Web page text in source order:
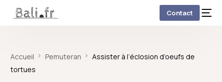
Contact
Accueil Pemuteran
Assister à l’éclosion d’oeufs de
tortues